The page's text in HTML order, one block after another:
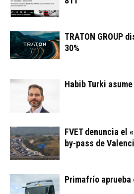
TRATON GROUP
30%
Habib Turki
FVET denuncia el
by-pass de
Primafrío aprueba